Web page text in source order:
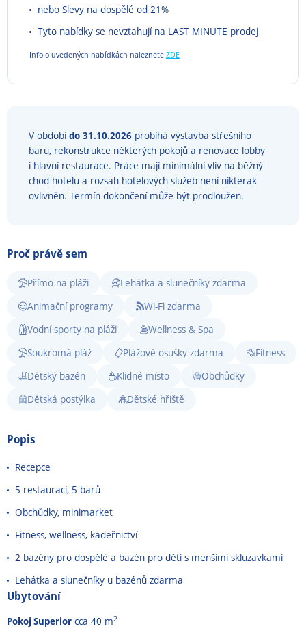
nebo Slevy na dospělé od 21%
Tyto nabídky se nevztahují na LAST MINUTE prodej
Info o uvedených nabídkách naleznete ZDE
V obdobído 31.10.2026 probíhá výstavba střešního
baru, rekonstrukce některých pokojů a renovace lobby
i hlavní restaurace. Práce mají minimální vliv na běžný
chod hotelu a rozsah hotelových služeb není nikterak
ovlivněn. Termín dokončení může být prodloužen.
Proč právě sem
Přímo na pláži
Lehátka a slunečníky zdarma
Animační programy
Wi-Fi zdarma
Vodní sporty na pláži
Wellness & Spa
Soukromá pláž
Plážové osušky zdarma
Fitness
Dětský bazén
Klidné místo
Obchůdky
Dětská postýlka
Dětské hřiště
Popis
Recepce
5 restaurací, 5 barů
Obchůdky, minimarket
Fitness, wellness, kadeřnictví
2 bazény pro dospělé a bazén pro děti s menšími skluzavkami
Lehátka a slunečníky u bazénů zdarma
Ubytování
Pokoj Superior cca 40 m2